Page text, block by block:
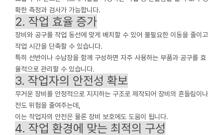
확한 측정과 검사가 가능합니다.
2. 작업 효율 증가
장비와 공구를 작업 동선에 맞게 배치할 수 있어 불필요한 이동을 줄이고
작업 시간을 단축할 수 있습니다.
특히 선반이나 수납장을 함께 구성하면 자주 사용하는 부품과 공구를 효
율적으로 관리할 수 있습니다.
3. 작업자의 안전성 확보
무거운 장비를 안정적으로 지지하는 구조로 제작되어 장비의 흔들림이나
전도 위험을 줄여주는데,
이는 작업자의 안전은 물론 장비 보호에도 도움이 됩니다.
4. 작업 환경에 맞는 최적의 구성